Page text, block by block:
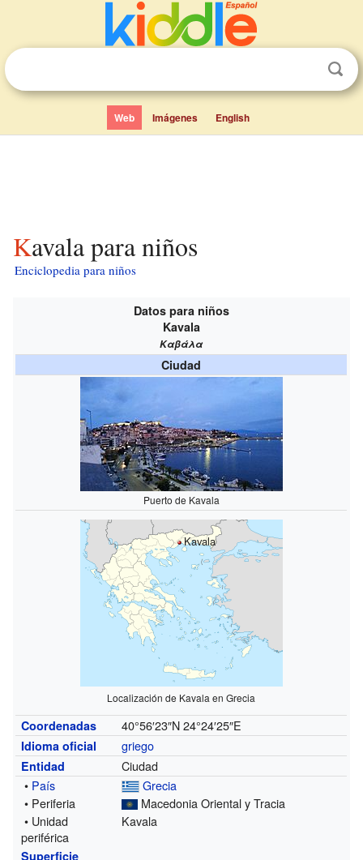
Web Imágenes English
Kavala para niños
Enciclopedia para niños
Datos para niños
Kavala
Καβάλα
Ciudad
Puerto de Kavala
Kavala
Localización de Kavala en Grecia
Coordenadas 40°56′23″N 24°24′25″E
Idioma oficial griego
Entidad
Ciudad
• País
Grecia
• Periferia
Macedonia Oriental y Tracia
• Unidad
periférica
Kavala
Superficie